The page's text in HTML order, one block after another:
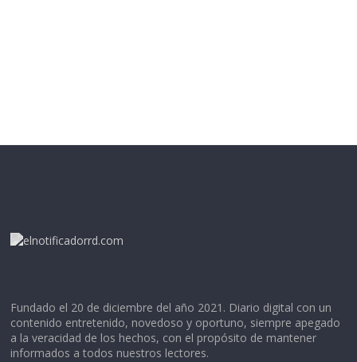
Fundado el 20 de diciembre del año 2021. Diario digital con un
contenido entretenido, novedoso y oportuno, siempre apegado
a la veracidad de los hechos, con el propósito de mantener
informados a todos nuestros lectores.